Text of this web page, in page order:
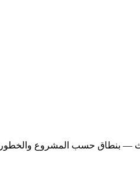
— بنطاق حسب المشروع